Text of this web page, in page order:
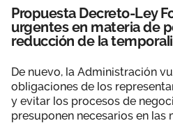
Propuesta Decreto-Ley
urgentes en materia de
reducción de la
De nuevo, la Administración
obligaciones de los
y evitar los procesos de
presuponen necesarios en las